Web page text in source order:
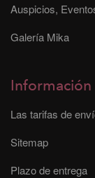
Auspicios,
Galería Mika
Información
Las tarifas de
Sitemap
Plazo de entrega